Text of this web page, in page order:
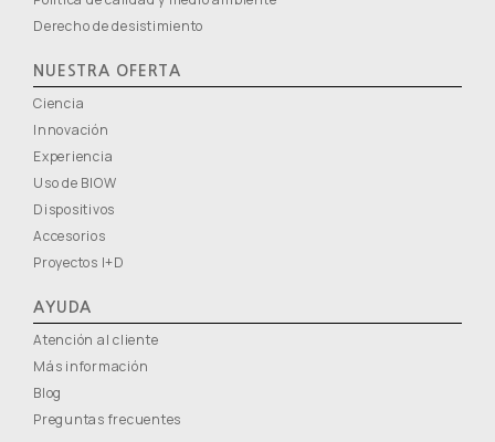
Derecho de desistimiento
NUESTRA OFERTA
Ciencia
Innovación
Experiencia
Uso de BIOW
Dispositivos
Accesorios
Proyectos I+D
AYUDA
Atención al cliente
Más información
Blog
Preguntas frecuentes